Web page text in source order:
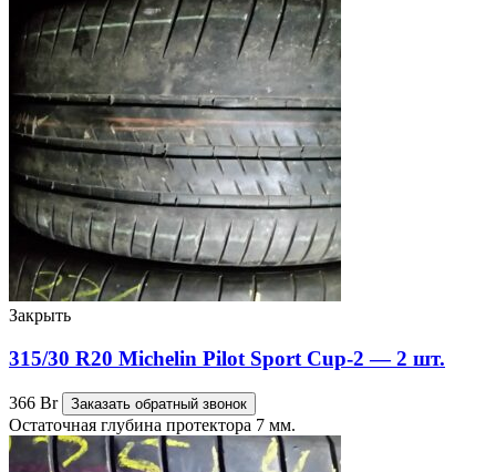
Закрыть
315/30 R20 Michelin Pilot Sport Cup-2 — 2 шт.
366 Br Заказать обратный звонок
Остаточная глубина протектора 7 мм.